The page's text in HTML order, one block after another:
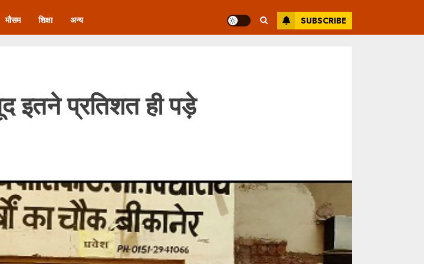
मौसम शिक्षा अन्य SUBSCRIBE
इतने प्रतिशत ही पड़े